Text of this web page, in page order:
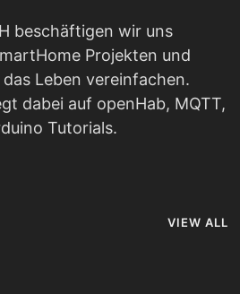
beschäftigen wir uns
Projekten und
Leben vereinfachen.
dabei auf openHab, MQTT,
Tutorials.
VIEW ALL